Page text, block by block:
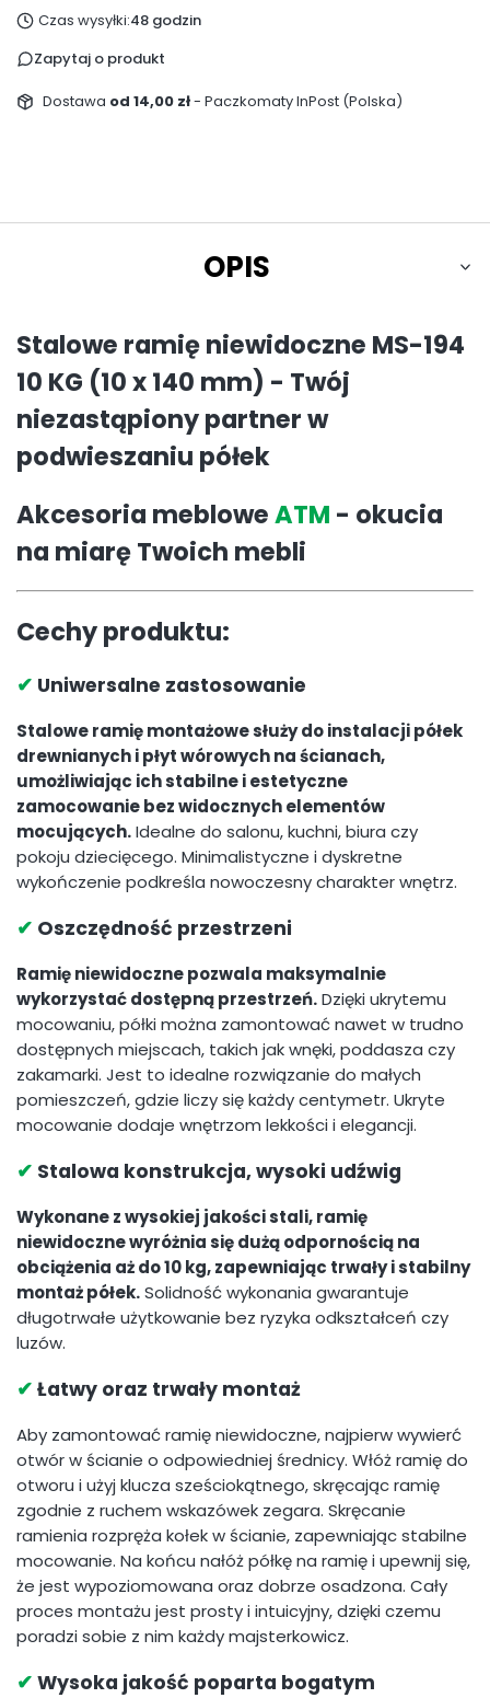
Czas wysyłki:48 godzin
Zapytaj o produkt
Dostawa od 14,00 zł- Paczkomaty InPost (Polska)
OPIS
Stalowe ramię niewidoczne MS-194
10 KG (10 x 140 mm) - Twój
niezastąpiony partner w
podwieszaniu półek
Akcesoria mebloweATM - okucia
na miarę Twoich mebli
Cechy produktu:
✔ Uniwersalne zastosowanie
Stalowe ramię montażowe służy do instalacji półek
drewnianych i płyt wórowych na ścianach,
umożliwiając ich stabilne i estetyczne
zamocowanie bez widocznych elementów
mocujących.Idealne do salonu, kuchni, biura czy
pokoju dziecięcego. Minimalistyczne i dyskretne
wykończenie podkreśla nowoczesny charakter wnętrz.
✔ Oszczędność przestrzeni
Ramię niewidoczne pozwala maksymalnie
wykorzystać dostępną przestrzeń.Dzięki ukrytemu
mocowaniu, półki można zamontować nawet w trudno
dostępnych miejscach, takich jak wnęki, poddasza czy
zakamarki. Jest to idealne rozwiązanie do małych
pomieszczeń, gdzie liczy się każdy centymetr. Ukryte
mocowanie dodaje wnętrzom lekkości i elegancji.
✔ Stalowa konstrukcja, wysoki udźwig
Wykonane z wysokiej jakości stali, ramię
niewidoczne wyróżnia się dużą odpornością na
obciążenia aż do 10 kg, zapewniając trwały i stabilny
montaż półek.Solidność wykonania gwarantuje
długotrwałe użytkowanie bez ryzyka odkształceń czy
luzów.
✔ Łatwy oraz trwały montaż
Aby zamontować ramię niewidoczne, najpierw wywierć
otwór w ścianie o odpowiedniej średnicy. Włóż ramię do
otworu i użyj klucza sześciokątnego, skręcając ramię
zgodnie z ruchem wskazówek zegara. Skręcanie
ramienia rozpręża kołek w ścianie, zapewniając stabilne
mocowanie. Na końcu nałóż półkę na ramię i upewnij się,
że jest wypoziomowana oraz dobrze osadzona. Cały
proces montażu jest prosty i intuicyjny, dzięki czemu
poradzi sobie z nim każdy majsterkowicz.
✔ Wysoka jakość poparta bogatym